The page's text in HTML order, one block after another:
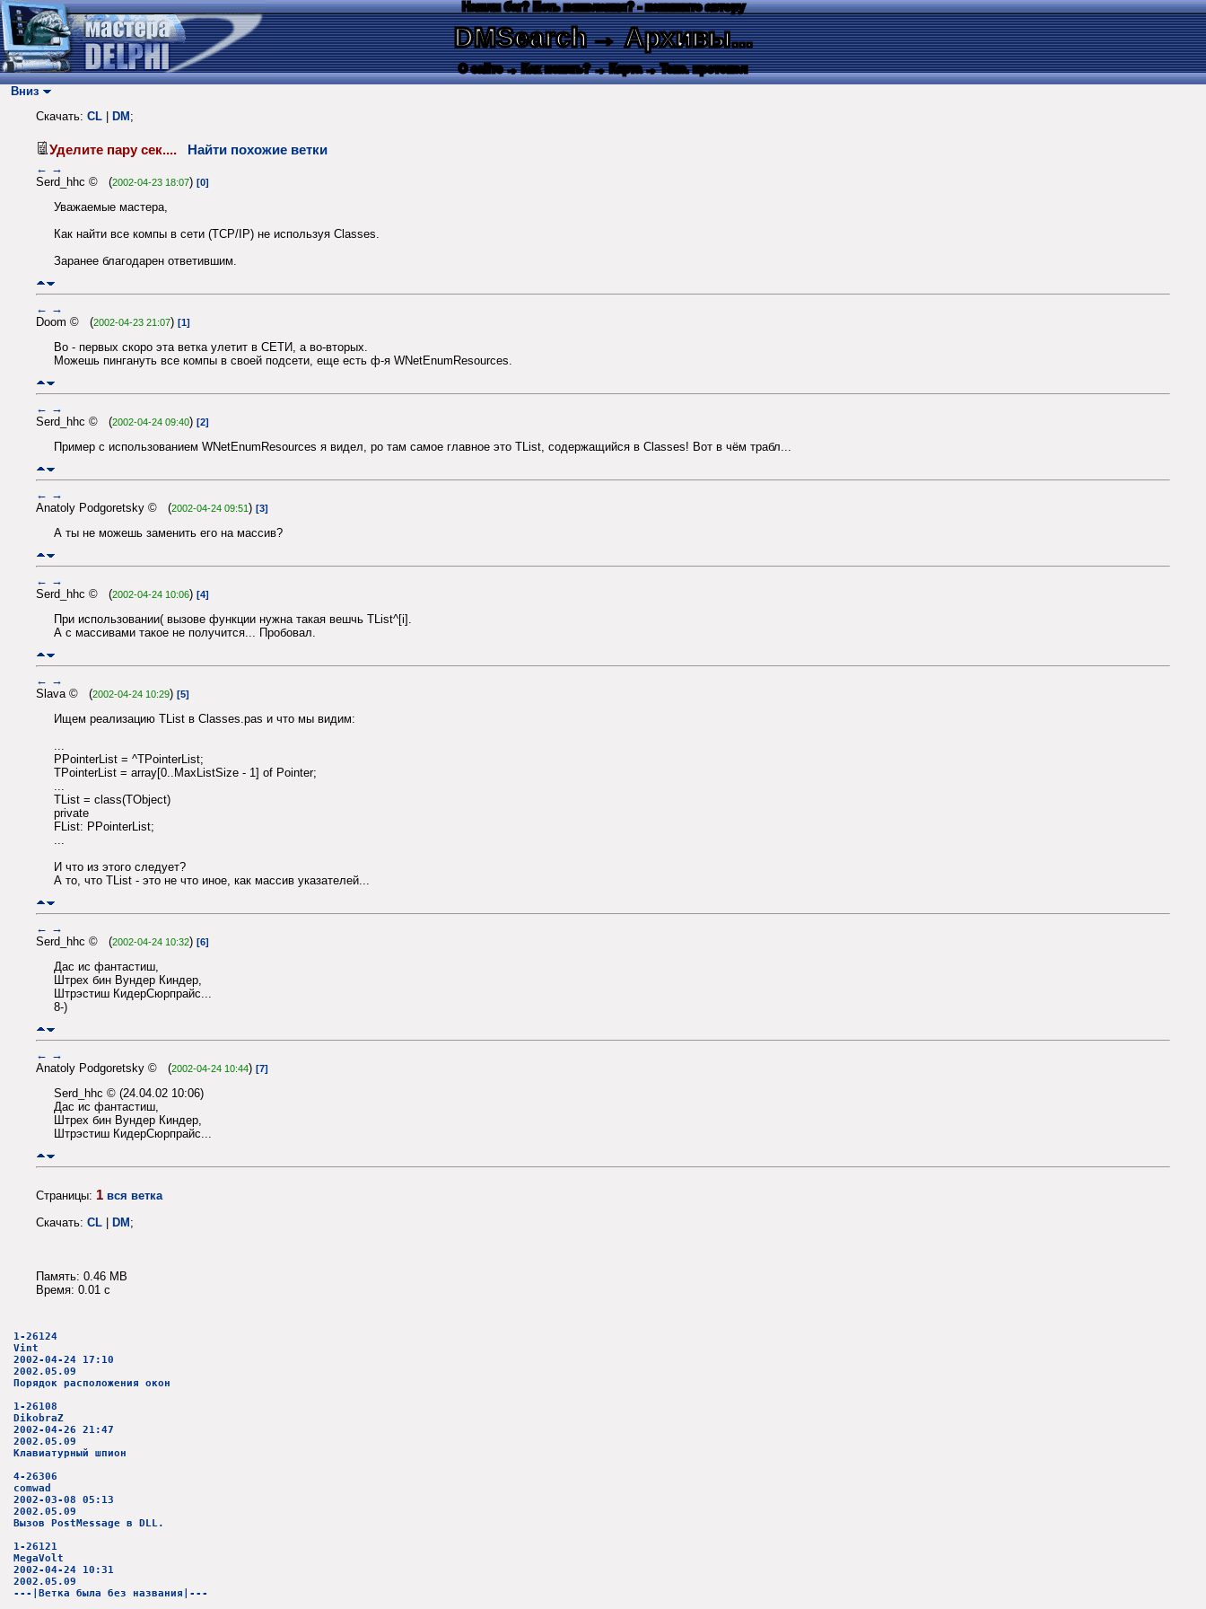
Нашли баг? Есть пожелания? - напишите автору
DMSearch→ Архивы...
О сайте → Как искать? → Карта → Текс. протокол
Вниз
Скачать: CL DM ;
Уделите пару сек.... Найти похожие ветки
← →
Serd_hhc © (2002-04-23 18:07) [0]
Уважаемые мастера,
Как найти все компы в сети (TCP/IP) не используя Classes.
Заранее благодарен ответившим.
← →
Doom © (2002-04-23 21:07) [1]
Во - первых скоро эта ветка улетит в СЕТИ, а во-вторых.
Можешь пингануть все компы в своей подсети, еще есть ф-я WNetEnumResources.
← →
Serd_hhc © (2002-04-24 09:40) [2]
Пример с использованием WNetEnumResources я видел, ро там самое главное это TList, содержащийся в Classes! Вот в чём трабл...
← →
Anatoly Podgoretsky © (2002-04-24 09:51) [3]
А ты не можешь заменить его на массив?
← →
Serd_hhc © (2002-04-24 10:06) [4]
При использовании( вызове функции нужна такая вешчь TList^[i].
А с массивами такое не получится... Пробовал.
← →
Slava © (2002-04-24 10:29) [5]
Ищем реализацию TList в Classes.pas и что мы видим:
...
PPointerList = ^TPointerList;
TPointerList = array[0..MaxListSize - 1] of Pointer;
...
TList = class(TObject)
private
FList: PPointerList;
...
И что из этого следует?
А то, что TList - это не что иное, как массив указателей...
← →
Serd_hhc © (2002-04-24 10:32) [6]
Дас ис фантастиш,
Штрех бин Вундер Киндер,
Штрэстиш КидерСюрпрайс...
8-)
← →
Anatoly Podgoretsky © (2002-04-24 10:44) [7]
Serd_hhc © (24.04.02 10:06)
Дас ис фантастиш,
Штрех бин Вундер Киндер,
Штрэстиш КидерСюрпрайс...
Страницы: 1 вся ветка
Скачать: CL | DM;
Память: 0.46 MB
Время: 0.01 c
1-26124
Vint
2002-04-24 17:10
2002.05.09
Порядок расположения окон
1-26108
DikobraZ
2002-04-26 21:47
2002.05.09
Клавиатурный шпион
4-26306
comwad
2002-03-08 05:13
2002.05.09
Вызов PostMessage в DLL.
1-26121
MegaVolt
2002-04-24 10:31
2002.05.09
---|Ветка была без названия|---